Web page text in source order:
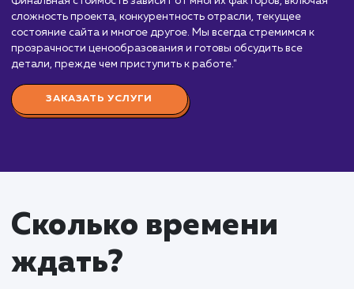
"Комплексное продвижение сайта – это
процесс, включающий в себя множество
начиная от SEO и заканчивая SMM и контент-
маркетингом. Стоимость такой услуги
99 000 руб. в месяц, включая фиксированную
и процент от достижения ключевых показателей
показателей позволяет клиентам оплачивать
конкретные результаты. Revenue share
предусматривает оплату процентом от выручки,
которую мы помогаем генерировать.